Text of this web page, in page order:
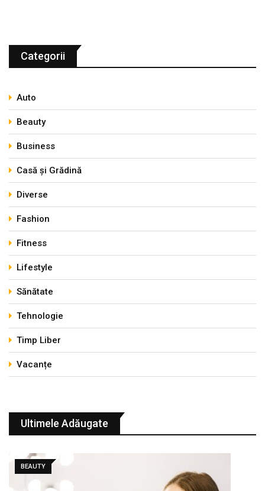
Categorii
Auto
Beauty
Business
Casă și Grădină
Diverse
Fashion
Fitness
Lifestyle
Sănătate
Tehnologie
Timp Liber
Vacanțe
Ultimele Adăugate
BEAUTY